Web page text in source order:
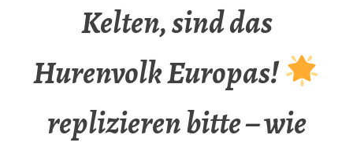
Kelten, sind das
Hurenvolk Europas!
replizieren bitte – wie